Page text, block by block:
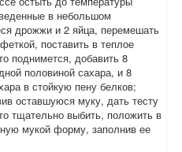
в небольшом
дрожжи и 2 яйца, перемешать
поставить в теплое
поднимется, добавить 8
половиной сахара, и 8
в стойкую пену белков;
оставшуюся муку, дать тесту
тщательно выбить, положить в
мукой форму, заполнив ее